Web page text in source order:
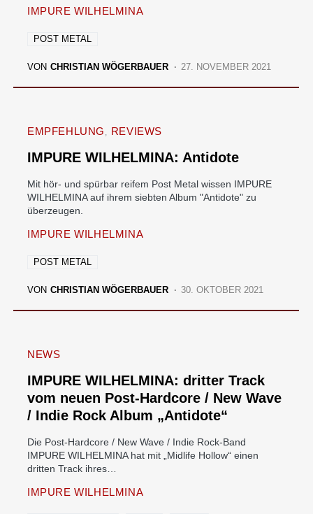
IMPURE WILHELMINA
POST METAL
VON CHRISTIAN WÖGERBAUER 27. NOVEMBER 2021
EMPFEHLUNG REVIEWS
IMPURE WILHELMINA: Antidote
Mit hör- und spürbar reifem Post Metal wissen IMPURE
WILHELMINA auf ihrem siebten Album "Antidote" zu
überzeugen.
IMPURE WILHELMINA
POST METAL
VON CHRISTIAN WÖGERBAUER 30. OKTOBER 2021
NEWS
IMPURE WILHELMINA: dritter Track
vom neuen Post-Hardcore / New Wave
/ Indie Rock Album „Antidote“
Die Post-Hardcore / New Wave / Indie Rock-Band
IMPURE WILHELMINA hat mit „Midlife Hollow“ einen
dritten Track ihres…
IMPURE WILHELMINA